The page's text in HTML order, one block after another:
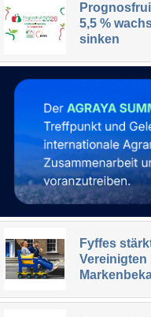
5,5 %
sinken
Fyffes
Vereinigten